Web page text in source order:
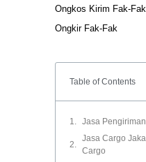
Ongkos Kirim Fak-Fak
Ongkir Fak-Fak
Table of Contents
Jasa
Jasa Cargo
Cargo